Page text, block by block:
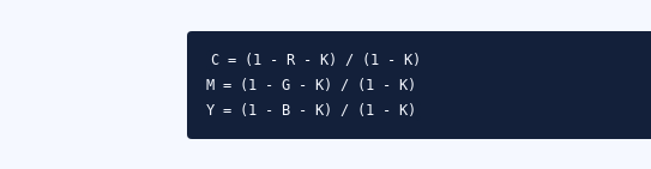
C = (1 - R - K) / (1 - K)
M = (1 - G - K) / (1 - K)